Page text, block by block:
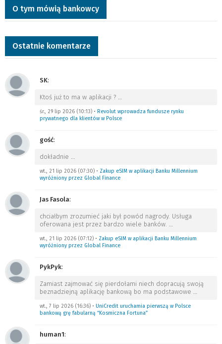
O tym mówią bankowcy
Ostatnie komentarze
SK:
Ktoś już to ma w aplikacji ?
śr., 29 lip 2026 (10:13) • Revolut wprowadza fundusze rynku
prywatnego dla klientów w Polsce
gość:
dokładnie
wt., 21 lip 2026 (07:30) • Zakup eSIM w aplikacji Banku Millennium
wyróżniony przez Global Finance
Jas Fasola:
chciałbym zrozumieć jaki był powód nagrody. Usługa
oferowana jest przez bardzo wiele banków.
wt., 21 lip 2026 (07:12) • Zakup eSIM w aplikacji Banku Millennium
wyróżniony przez Global Finance
PykPyk:
Zamiast zajmować się pierdołami niech dopracują swoją
beznadziejną aplikację bankową bo ma podstawowe
wt., 7 lip 2026 (16:36) • UniCredit uruchamia pierwszą w Polsce
bankową grę fabularną “Kosmiczna Fortuna”
human1: